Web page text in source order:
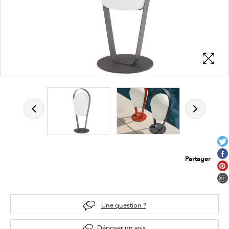
Partager
Une question ?